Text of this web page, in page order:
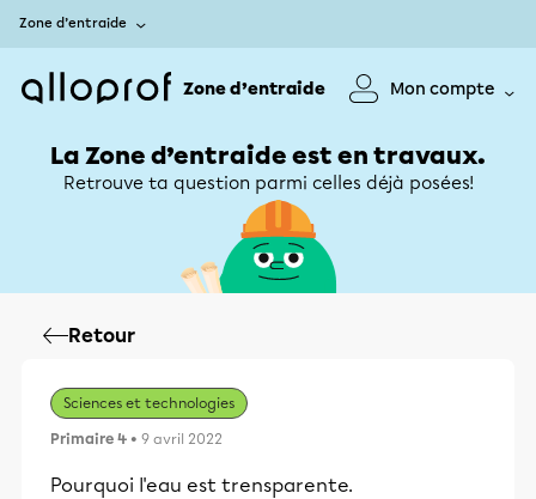
Zone d’entraide
Zone d’entraide Mon compte
La Zone d’entraide est en travaux.
Retrouve ta question parmi celles déjà posées!
Retour
Sciences et technologies
Primaire 4 • 9 avril 2022
Pourquoi l'eau est trensparente.